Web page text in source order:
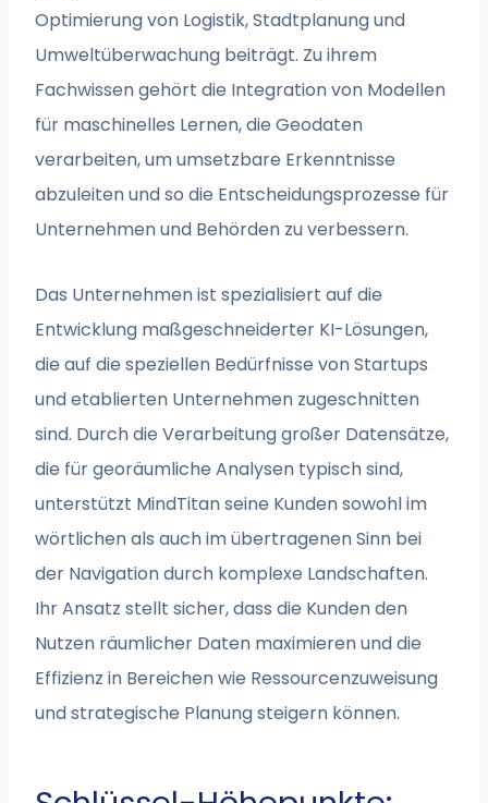
Optimierung von Logistik, Stadtplanung und
Umweltüberwachung beiträgt. Zu ihrem
Fachwissen gehört die Integration von Modellen
für maschinelles Lernen, die Geodaten
verarbeiten, um umsetzbare Erkenntnisse
abzuleiten und so die Entscheidungsprozesse für
Unternehmen und Behörden zu verbessern.
Das Unternehmen ist spezialisiert auf die
Entwicklung maßgeschneiderter KI-Lösungen,
die auf die speziellen Bedürfnisse von Startups
und etablierten Unternehmen zugeschnitten
sind. Durch die Verarbeitung großer Datensätze,
die für georäumliche Analysen typisch sind,
unterstützt MindTitan seine Kunden sowohl im
wörtlichen als auch im übertragenen Sinn bei
der Navigation durch komplexe Landschaften.
Ihr Ansatz stellt sicher, dass die Kunden den
Nutzen räumlicher Daten maximieren und die
Effizienz in Bereichen wie Ressourcenzuweisung
und strategische Planung steigern können.